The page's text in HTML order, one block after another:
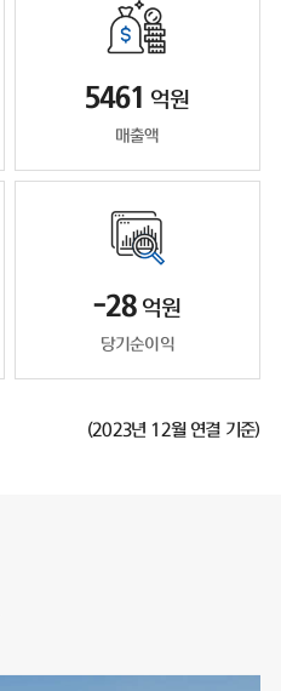
5461 억원
매출액
-28 억원
당기순이익
(2023년 12월 연결 기준)